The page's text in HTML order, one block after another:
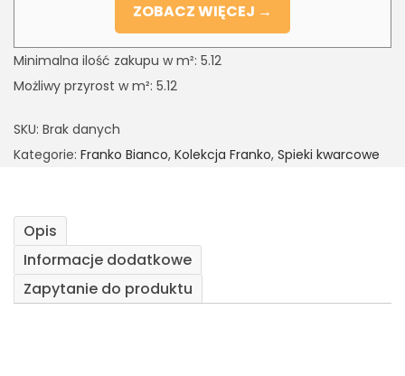
ZOBACZ WIĘCEJ →
Minimalna ilość zakupu w m²: 5.12
Możliwy przyrost w m²: 5.12
SKU: Brak danych
Kategorie: Franko Bianco, Kolekcja Franko, Spieki kwarcowe
Opis
Informacje dodatkowe
Zapytanie do produktu